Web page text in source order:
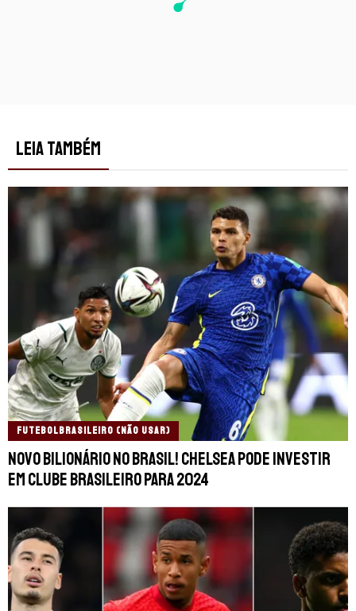
LEIA TAMBÉM
FUTEBOLBRASILEIRO (NÃO USAR)
NOVO BILIONÁRIO NO BRASIL! Chelsea pode investir
em clube brasileiro para 2024